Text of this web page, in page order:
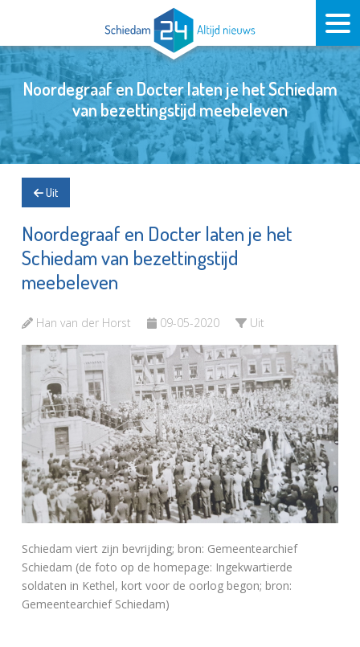
Noordegraaf en Docter laten je het Schiedam
van bezettingstijd meebeleven
Uit
Noordegraaf en Docter laten je het
Schiedam van bezettingstijd
meebeleven
Han van der Horst 09-05-2020 Uit
Schiedam viert zijn bevrijding; bron: Gemeentearchief
Schiedam (de foto op de homepage: Ingekwartierde
soldaten in Kethel, kort voor de oorlog begon; bron:
Gemeentearchief Schiedam)